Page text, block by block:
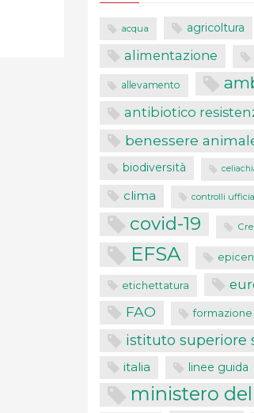
acqua agricoltura
alimentazione
allevamento
antibiotico
benessere
biodiversità
clima controlli
covid-19
EFSA
etichettatura
FAO formazione
istituto superiore
italia linee guida
ministero